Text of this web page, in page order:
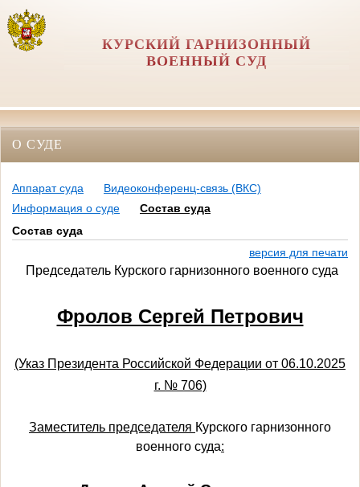
КУРСКИЙ ГАРНИЗОННЫЙ
ВОЕННЫЙ СУД
О СУДЕ
Аппарат суда
Видеоконференц-связь (ВКС)
Информация о суде
Состав суда
Состав суда
версия для печати
Председатель Курского гарнизонного военного суда
Фролов Сергей Петрович
(Указ Президента Российской Федерации от 06.10.2025
г. № 706)
Заместитель председателя Курского гарнизонного
военного суда: